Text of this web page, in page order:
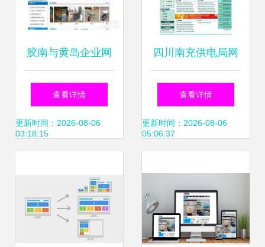
胶南与黄岛企业网
站建设 打造数字化
门户与关键词优化
查看详情
更新时间：2026-08-06
03:18:15
四川南充供电局网
站建设 架设数字化
服务桥梁，赋能智
查看详情
更新时间：2026-08-06
05:06:37